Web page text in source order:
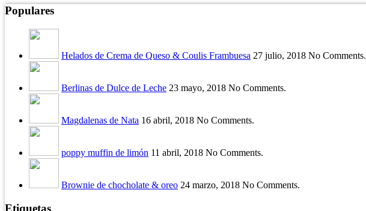
Populares
Helados de Crema de Queso & Coulis Frambuesa 27 julio, 2018 No Comments.
Berlinas de Dulce de Leche 23 mayo, 2018 No Comments.
Magdalenas de Nata 16 abril, 2018 No Comments.
poppy muffin de limón 11 abril, 2018 No Comments.
Brownie de chocholate & oreo 24 marzo, 2018 No Comments.
Etiquetas